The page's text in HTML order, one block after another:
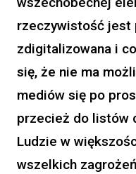
rzeczywistość jest
zdigitalizowana i
się, że nie ma
mediów się po
przecież do listów
Ludzie w
wszelkich